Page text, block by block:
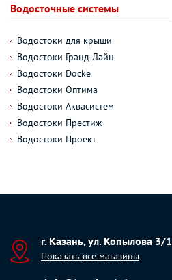
Водосточные системы
Водостоки для крыши
Водостоки Гранд Лайн
Водостоки Docke
Водостоки Оптима
Водостоки Аквасистем
Водостоки Престиж
Водостоки Проект
г. Казань, ул. Копылова 3/1
Показать все магазины